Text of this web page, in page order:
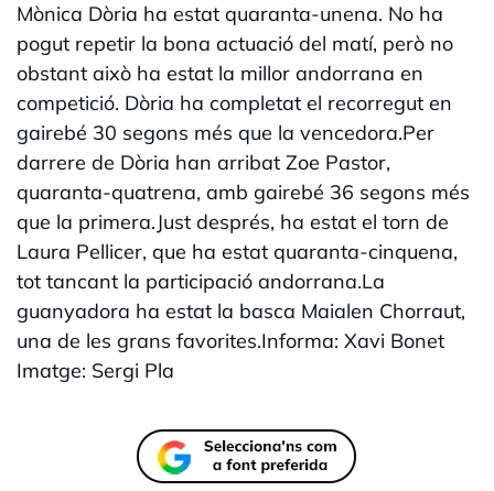
Mònica Dòria ha estat quaranta-unena. No ha
pogut repetir la bona actuació del matí, però no
obstant això ha estat la millor andorrana en
competició. Dòria ha completat el recorregut en
gairebé 30 segons més que la vencedora.Per
darrere de Dòria han arribat Zoe Pastor,
quaranta-quatrena, amb gairebé 36 segons més
que la primera.Just després, ha estat el torn de
Laura Pellicer, que ha estat quaranta-cinquena,
tot tancant la participació andorrana.La
guanyadora ha estat la basca Maialen Chorraut,
una de les grans favorites.Informa: Xavi Bonet
Imatge: Sergi Pla